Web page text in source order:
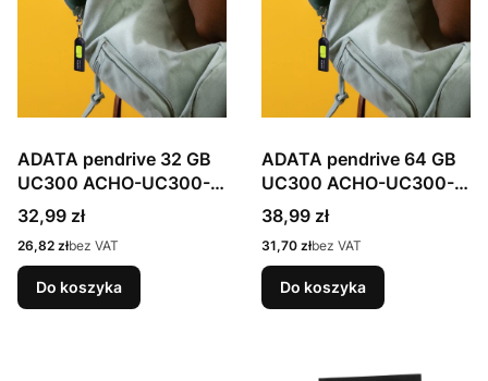
ADATA pendrive 32 GB
UC300 ACHO-UC300-
32G-RBK/GN
Cena
32,99 zł
Cena
26,82 złbez VAT
Do koszyka
ADATA pendrive 64 GB
UC300 ACHO-UC300-
64G-RBK/GN
Cena
38,99 zł
Cena
31,70 złbez VAT
Do koszyka